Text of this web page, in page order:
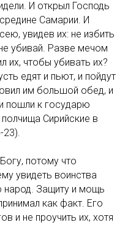
И открыл Господь
Самарии. И
увидев их: не избить
убивай. Разве мечом
их, чтобы убивать их?
едят и пьют, и пойдут
им большой обед, и
и пошли к государю
Сирийские в
23).
потому что
увидеть воинства
народ. Защиту и мощь
как факт. Его
и не проучить их, хотя